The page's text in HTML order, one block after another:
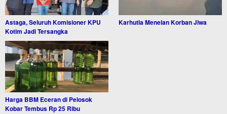
Astaga, Seluruh Komisioner KPU
Kotim Jadi Tersangka
Karhutla Menelan Korban Jiwa
Harga BBM Eceran di Pelosok
Kobar Tembus Rp 25 Ribu